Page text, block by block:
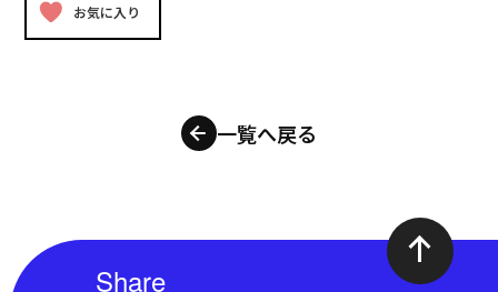
お気に入り
一覧へ戻る
Share